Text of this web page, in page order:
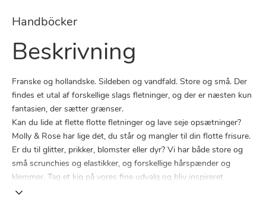
Handböcker
Beskrivning
Franske og hollandske. Sildeben og vandfald. Store og små. Der
findes et utal af forskellige slags fletninger, og der er næsten kun
fantasien, der sætter grænser.
Kan du lide at flette flotte fletninger og lave seje opsætninger?
Molly & Rose har lige det, du står og mangler til din flotte frisure.
Er du til glitter, prikker, blomster eller dyr? Vi har både store og
små scrunchies og elastikker, og forskellige hårspænder og
klemmer. Tag et kig på vores fine udvalg og bliv inspireret